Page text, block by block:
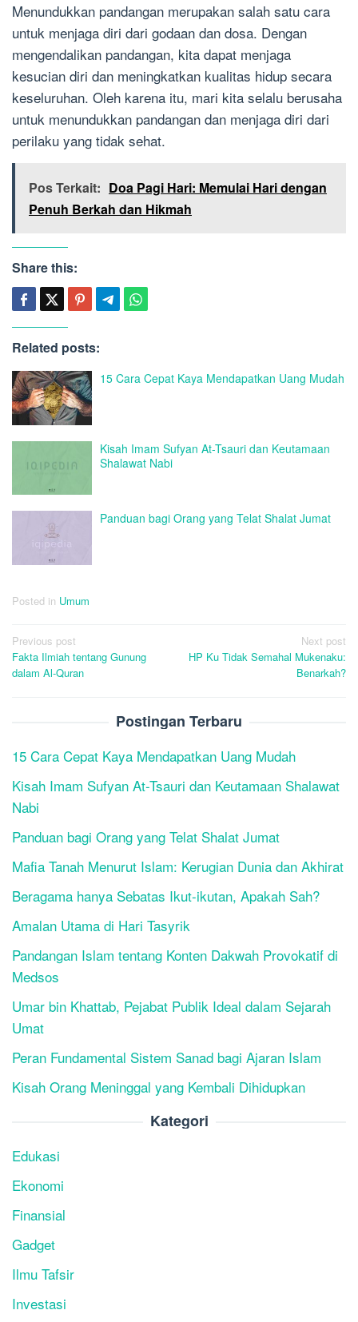
Menundukkan pandangan merupakan salah satu cara
untuk menjaga diri dari godaan dan dosa. Dengan
mengendalikan pandangan, kita dapat menjaga
kesucian diri dan meningkatkan kualitas hidup secara
keseluruhan. Oleh karena itu, mari kita selalu berusaha
untuk menundukkan pandangan dan menjaga diri dari
perilaku yang tidak sehat.
Pos Terkait: Doa Pagi Hari: Memulai Hari dengan
Penuh Berkah dan Hikmah
Share this:
Related posts:
15 Cara Cepat Kaya Mendapatkan Uang Mudah
Kisah Imam Sufyan At-Tsauri dan Keutamaan
Shalawat Nabi
Panduan bagi Orang yang Telat Shalat Jumat
Posted in Umum
Post
navigation
Previous post
Fakta Ilmiah tentang Gunung
dalam Al-Quran
Next post
HP Ku Tidak Semahal Mukenaku:
Benarkah?
Postingan Terbaru
15 Cara Cepat Kaya Mendapatkan Uang Mudah
Kisah Imam Sufyan At-Tsauri dan Keutamaan Shalawat
Nabi
Panduan bagi Orang yang Telat Shalat Jumat
Mafia Tanah Menurut Islam: Kerugian Dunia dan Akhirat
Beragama hanya Sebatas Ikut-ikutan, Apakah Sah?
Amalan Utama di Hari Tasyrik
Pandangan Islam tentang Konten Dakwah Provokatif di
Medsos
Umar bin Khattab, Pejabat Publik Ideal dalam Sejarah
Umat
Peran Fundamental Sistem Sanad bagi Ajaran Islam
Kisah Orang Meninggal yang Kembali Dihidupkan
Kategori
Edukasi
Ekonomi
Finansial
Gadget
Ilmu Tafsir
Investasi